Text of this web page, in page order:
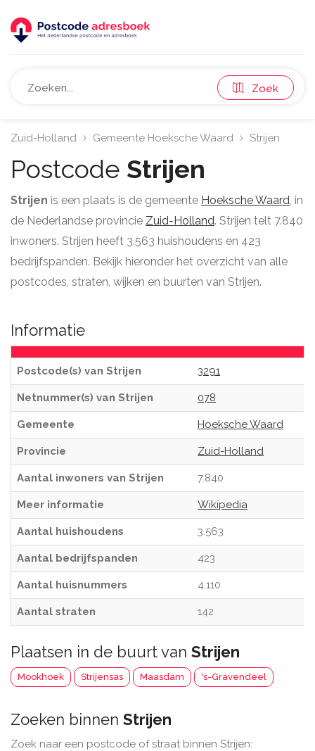
Zoek
Zuid-Holland Gemeente Hoeksche Waard Strijen
Postcode Strijen
Strijen is een plaats is de gemeente Hoeksche Waard, in
de Nederlandse provincie Zuid-Holland. Strijen telt 7.840
inwoners. Strijen heeft 3.563 huishoudens en 423
bedrijfspanden. Bekijk hieronder het overzicht van alle
postcodes, straten, wijken en buurten van Strijen.
Informatie
Postcode(s) van Strijen 3291
Netnummer(s) van Strijen 078
Gemeente Hoeksche Waard
Provincie Zuid-Holland
Aantal inwoners van Strijen 7.840
Meer informatie Wikipedia
Aantal huishoudens 3.563
Aantal bedrijfspanden 423
Aantal huisnummers 4.110
Aantal straten 142
Plaatsen in de buurt van Strijen
Mookhoek Strijensas Maasdam 's-Gravendeel
Zoeken binnen Strijen
Zoek naar een postcode of straat binnen Strijen: